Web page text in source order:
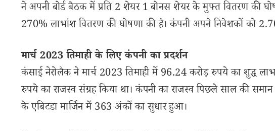
ने अपनी बोर्ड बैठक में प्रति 2 शेयर 1 बोनस शेयर के मुफ्त वितरण की
270% लाभांश वितरण की घोषणा की है। कंपनी अपने निवेशकों को
मार्च 2023 तिमाही के लिए कंपनी का प्रदर्शन
कंसाई नेरोलैक ने मार्च 2023 तिमाही में 96.24 करोड़ रुपये का शुद्ध
रुपये का राजस्व संग्रह किया था। कंपनी का राजस्व पिछले साल की
के एबिटडा मार्जिन में 363 अंकों का सुधार हुआ।